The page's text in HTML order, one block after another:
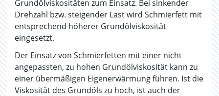
Grundölviskositäten zum Einsatz. Bei sinkender
Drehzahl bzw. steigender Last wird Schmierfett mit
entsprechend höherer Grundölviskosität
eingesetzt.
Der Einsatz von Schmierfetten mit einer nicht
angepassten, zu hohen Grundölviskosität kann zu
einer übermäßigen Eigenerwärmung führen. Ist die
Viskosität des Grundöls zu hoch, ist auch der